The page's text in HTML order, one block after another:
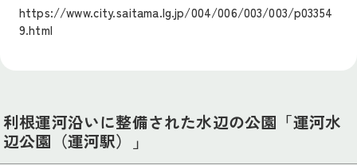
https://www.city.saitama.lg.jp/004/006/003/003/p03354
9.html
利根運河沿いに整備された水辺の公園「運河水
辺公園（運河駅）」